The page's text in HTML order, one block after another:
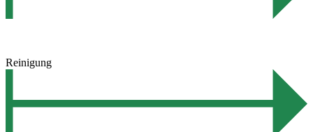
Reinigung